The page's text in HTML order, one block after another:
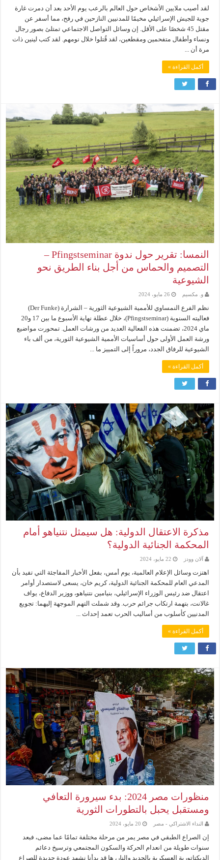
لقد أصيب ملايين الأشخاص حول العالم بالرعب يوم الأحد بعد أن دمرت غارة
جوية للجيش الإسرائيلي مخيمًا للمدنيين النازحين في رفح، مما أسفر عن
مقتل 45 شخصًا على الأقل. إن وسائل التواصل الاجتماعي تمتلئ بصور رجال
ونساء وأطفال متفحمين ومقطعين، لقد قُتلوا خلال نومهم. لقد كتب لينين ذات
مرة أن ...
أكمل القراءة »
النمسا: تقرير حول ندوة Pfingstseminar –
التصميم والحماس من أجل بناء الطريق نحو
الشيوعية
و. مكسيم 26 مايو، 2024
نظم الفرع النمساوي للأممية الشيوعية الثورية – الشرارة (Der Funke)
فعاليته السنوية (Pfingstseminar)، خلال عطلة نهاية الأسبوع ما بين 17 و20
ماي 2024، تضمنت هذه الفعالية العديد من ورشات العمل. تمحورت مواضيع
ورشة العمل الأولى حول أساسيات الأممية الشيوعية الثورية، من ألف باء
الشيوعية للرفاق الجدد، مروراً إلى التمييز ما ...
أكمل القراءة »
مذكرة الاعتقال الدولية: هل سيمثل نتنياهو أمام
المحكمة الجنائية الدولية؟
آلان وودز 22 مايو، 2024
اهتزت وسائل الإعلام العالمية، يوم أمس، بفعل الأخبار المفاجئة التي تفيد بأن
المدعي العام للمحكمة الجنائية الدولية، كريم خان، يسعى لاستصدار أوامر
اعتقال ضد رئيس الوزراء الإسرائيلي، بنيامين نتنياهو، ووزير الدفاع، يواف
غالانت، بتهمة ارتكاب جرائم حرب. وقد شملت التهم الموجهة إليهما: تجويع
المدنيين كأسلوب من أساليب الحرب تعمد إحداث ...
أكمل القراءة »
منظورات مصر 2024: بدء سيرورة التعافي
ومستقبل يحبل بالتطورات الثورية
النداء الاشتراكي - مصر 20 مايو، 2024
إن الصراع الطبقي في مصر يمر من مرحلة مختلفة تمامًا عما مضى، فبعد
سنوات طويلة من انعدام الحركة والسكون المجتمعي وترسيخ دعائم
الديكتاتورية العسكرية بالحديد والنار، ها قد بدأنا نشهد عودة جديدة للصراع